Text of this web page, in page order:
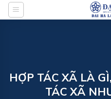
Bỏ
qua
HỢP TÁC XÃ LÀ
TÁC XÃ